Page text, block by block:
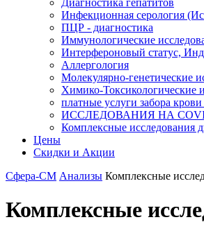
Диагностика гепатитов
Инфекционная серология
ПЦР - диагностика
Иммунологические
Интерфероновый статус,
Аллергология
Молекулярно-генетические
Химико-Токсикологические
платные услуги забора
ИССЛЕДОВАНИЯ НА
Комплексные исследования
Цены
Скидки и Акции
Сфера-СМ Анализы Комплексные
Комплексные